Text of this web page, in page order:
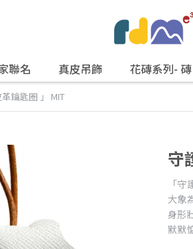
聯名 真皮吊飾 花磚系列-
鑰匙圈 」 MIT
守
「守
大象
身形
默默